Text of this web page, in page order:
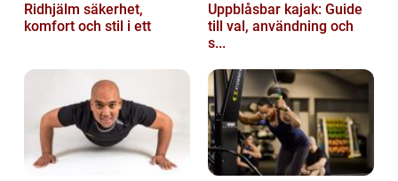
Ridhjälm säkerhet,
komfort och stil i ett
Uppblåsbar kajak: Guide
till val, användning och
s...